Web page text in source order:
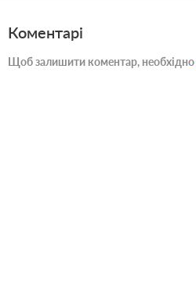
Коментарі
Щоб залишити коментар, необхідно